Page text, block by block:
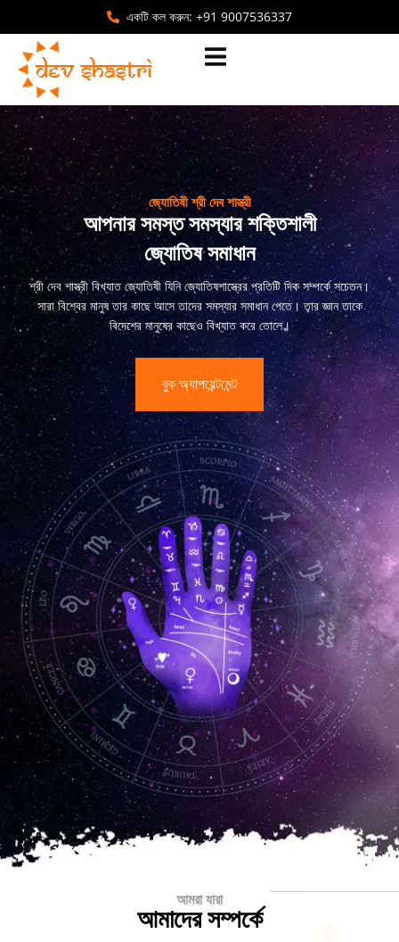
একটি কল করুন: +91 9007536337
জ্যোতিষী শ্রী দেব শাস্ত্রী
আপনার সমস্ত সমস্যার শক্তিশালী
জ্যোতিষ সমাধান
শ্রী দেব শাস্ত্রী বিখ্যাত জ্যোতিষী যিনি জ্যোতিষশাস্ত্রের প্রতিটি দিক সম্পর্কে সচেতন।
সারা বিশ্বের মানুষ তার কাছে আসে তাদের সমস্যার সমাধান পেতে। তার জ্ঞান তাকে
বিদেশের মানুষের কাছেও বিখ্যাত করে তোলে।
বুক অ্যাপয়েন্টমেন্ট
আমরা যারা
আমাদের সম্পর্কে